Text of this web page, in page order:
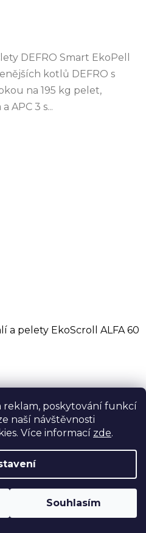
reklam, poskytování funkcí
naší návštěvnosti
Více informací zde.
Souhlasím
DEFRO Smart EkoPell
kotlů DEFRO s
na 195 kg pelet,
APC 3 s...
pelety EkoScroll ALFA 60
uhlí ořech 2 a dřevní
kW. Zásobník 505 l,
až 93,1 %, modulace